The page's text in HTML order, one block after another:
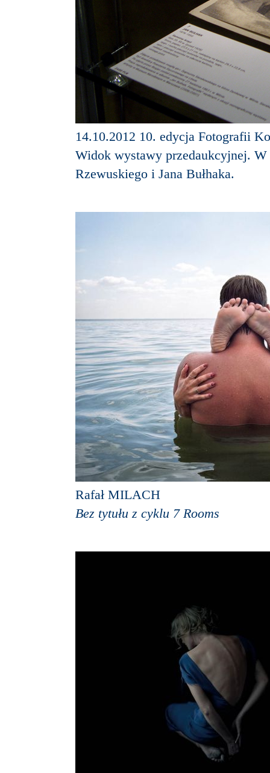
14.10.2012 10. edycja Fotografii
Widok wystawy przedaukcyjnej. W
Rzewuskiego i Jana Bułhaka.
Rafał MILACH
Bez tytułu z cyklu 7 Rooms